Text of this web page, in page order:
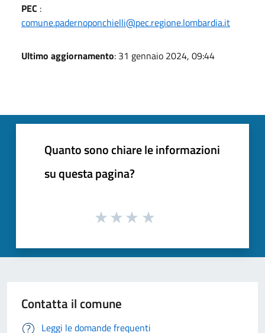
PEC :
comune.padernoponchielli@pec.regione.lombardia.it
Ultimo aggiornamento: 31 gennaio 2024, 09:44
Quanto sono chiare le informazioni
su questa pagina?
Contatta il comune
Leggi le domande frequenti